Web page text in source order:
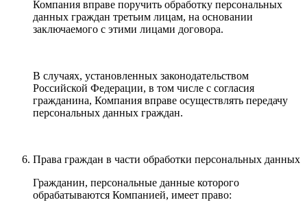
Компания вправе поручить обработку персональных
данных граждан третьим лицам, на основании
заключаемого с этими лицами договора.
В случаях, установленных законодательством
Российской Федерации, в том числе с согласия
гражданина, Компания вправе осуществлять передачу
персональных данных граждан.
Права граждан в части обработки персональных данных
Гражданин, персональные данные которого
обрабатываются Компанией, имеет право: